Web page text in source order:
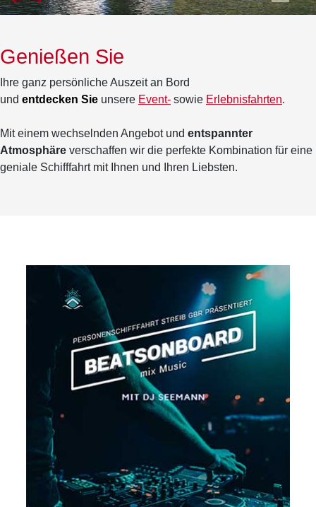
Genießen Sie
Ihre ganz persönliche Auszeit an Bord
und entdecken Sie unsere Event- sowie Erlebnisfahrten.
Mit einem wechselnden Angebot und entspannter
Atmosphäre verschaffen wir die perfekte Kombination für eine
geniale Schifffahrt mit Ihnen und Ihren Liebsten.